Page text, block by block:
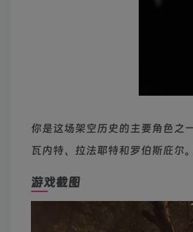
你是这场架空历史的主要角色之
瓦内特、拉法耶特和罗伯斯庇尔
游戏截图